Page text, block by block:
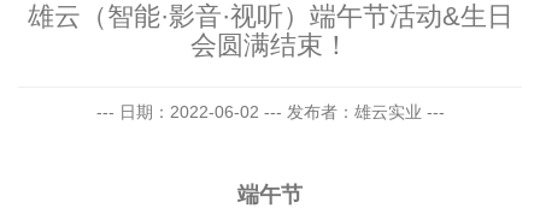
雄云（智能·影音·视听）端午节活动&生日
会圆满结束！
--- 日期：2022-06-02 --- 发布者：雄云实业 ---
端午节